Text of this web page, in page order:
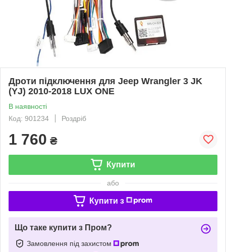
Дроти підключення для Jeep Wrangler 3 JK
(YJ) 2010-2018 LUX ONE
В наявності
Код: 901234
Роздріб
1 760 ₴
Купити
або
Купити з
Що таке купити з Пром?
Замовлення під захистом